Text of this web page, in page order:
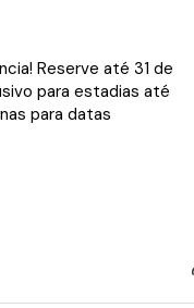
Reserve até 31 de
para estadias até
para datas